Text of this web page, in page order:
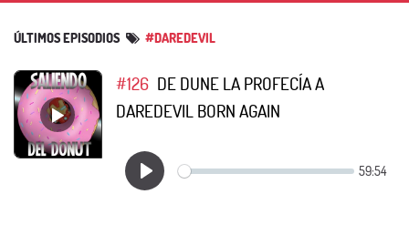
ÚLTIMOS EPISODIOS #DAREDEVIL
#126 DE DUNE LA PROFECÍA A
DAREDEVIL BORN AGAIN